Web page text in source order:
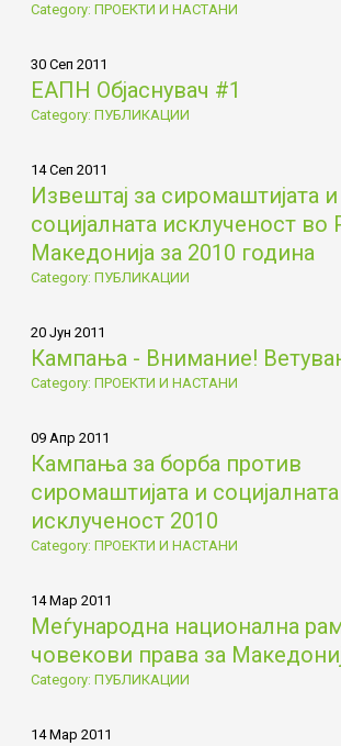
Category: ПРОЕКТИ И НАСТАНИ
30 Сеп 2011
ЕАПН Објаснувач #1
Category: ПУБЛИКАЦИИ
14 Сеп 2011
Извештај за сиромаштијата и
социјалната исклученост во
Македонија за 2010 година
Category: ПУБЛИКАЦИИ
20 Јун 2011
Кампања - Внимание!
Category: ПРОЕКТИ И НАСТАНИ
09 Апр 2011
Кампања за борба против
сиромаштијата и социјалната
исклученост 2010
Category: ПРОЕКТИ И НАСТАНИ
14 Мар 2011
Меѓународна национална
човекови права за
Category: ПУБЛИКАЦИИ
14 Мар 2011